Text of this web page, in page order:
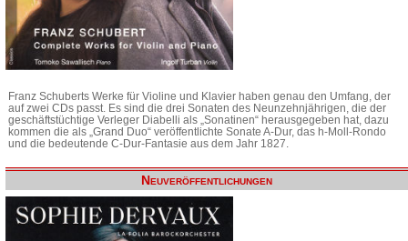
Franz Schuberts Werke für Violine und Klavier haben genau den Umfang, der
auf zwei CDs passt. Es sind die drei Sonaten des Neunzehnjährigen, die der
geschäftstüchtige Verleger Diabelli als „Sonatinen“ herausgegeben hat, dazu
kommen die als „Grand Duo“ veröffentlichte Sonate A-Dur, das h-Moll-Rondo
und die bedeutende C-Dur-Fantasie aus dem Jahr 1827.
Neuveröffentlichungen